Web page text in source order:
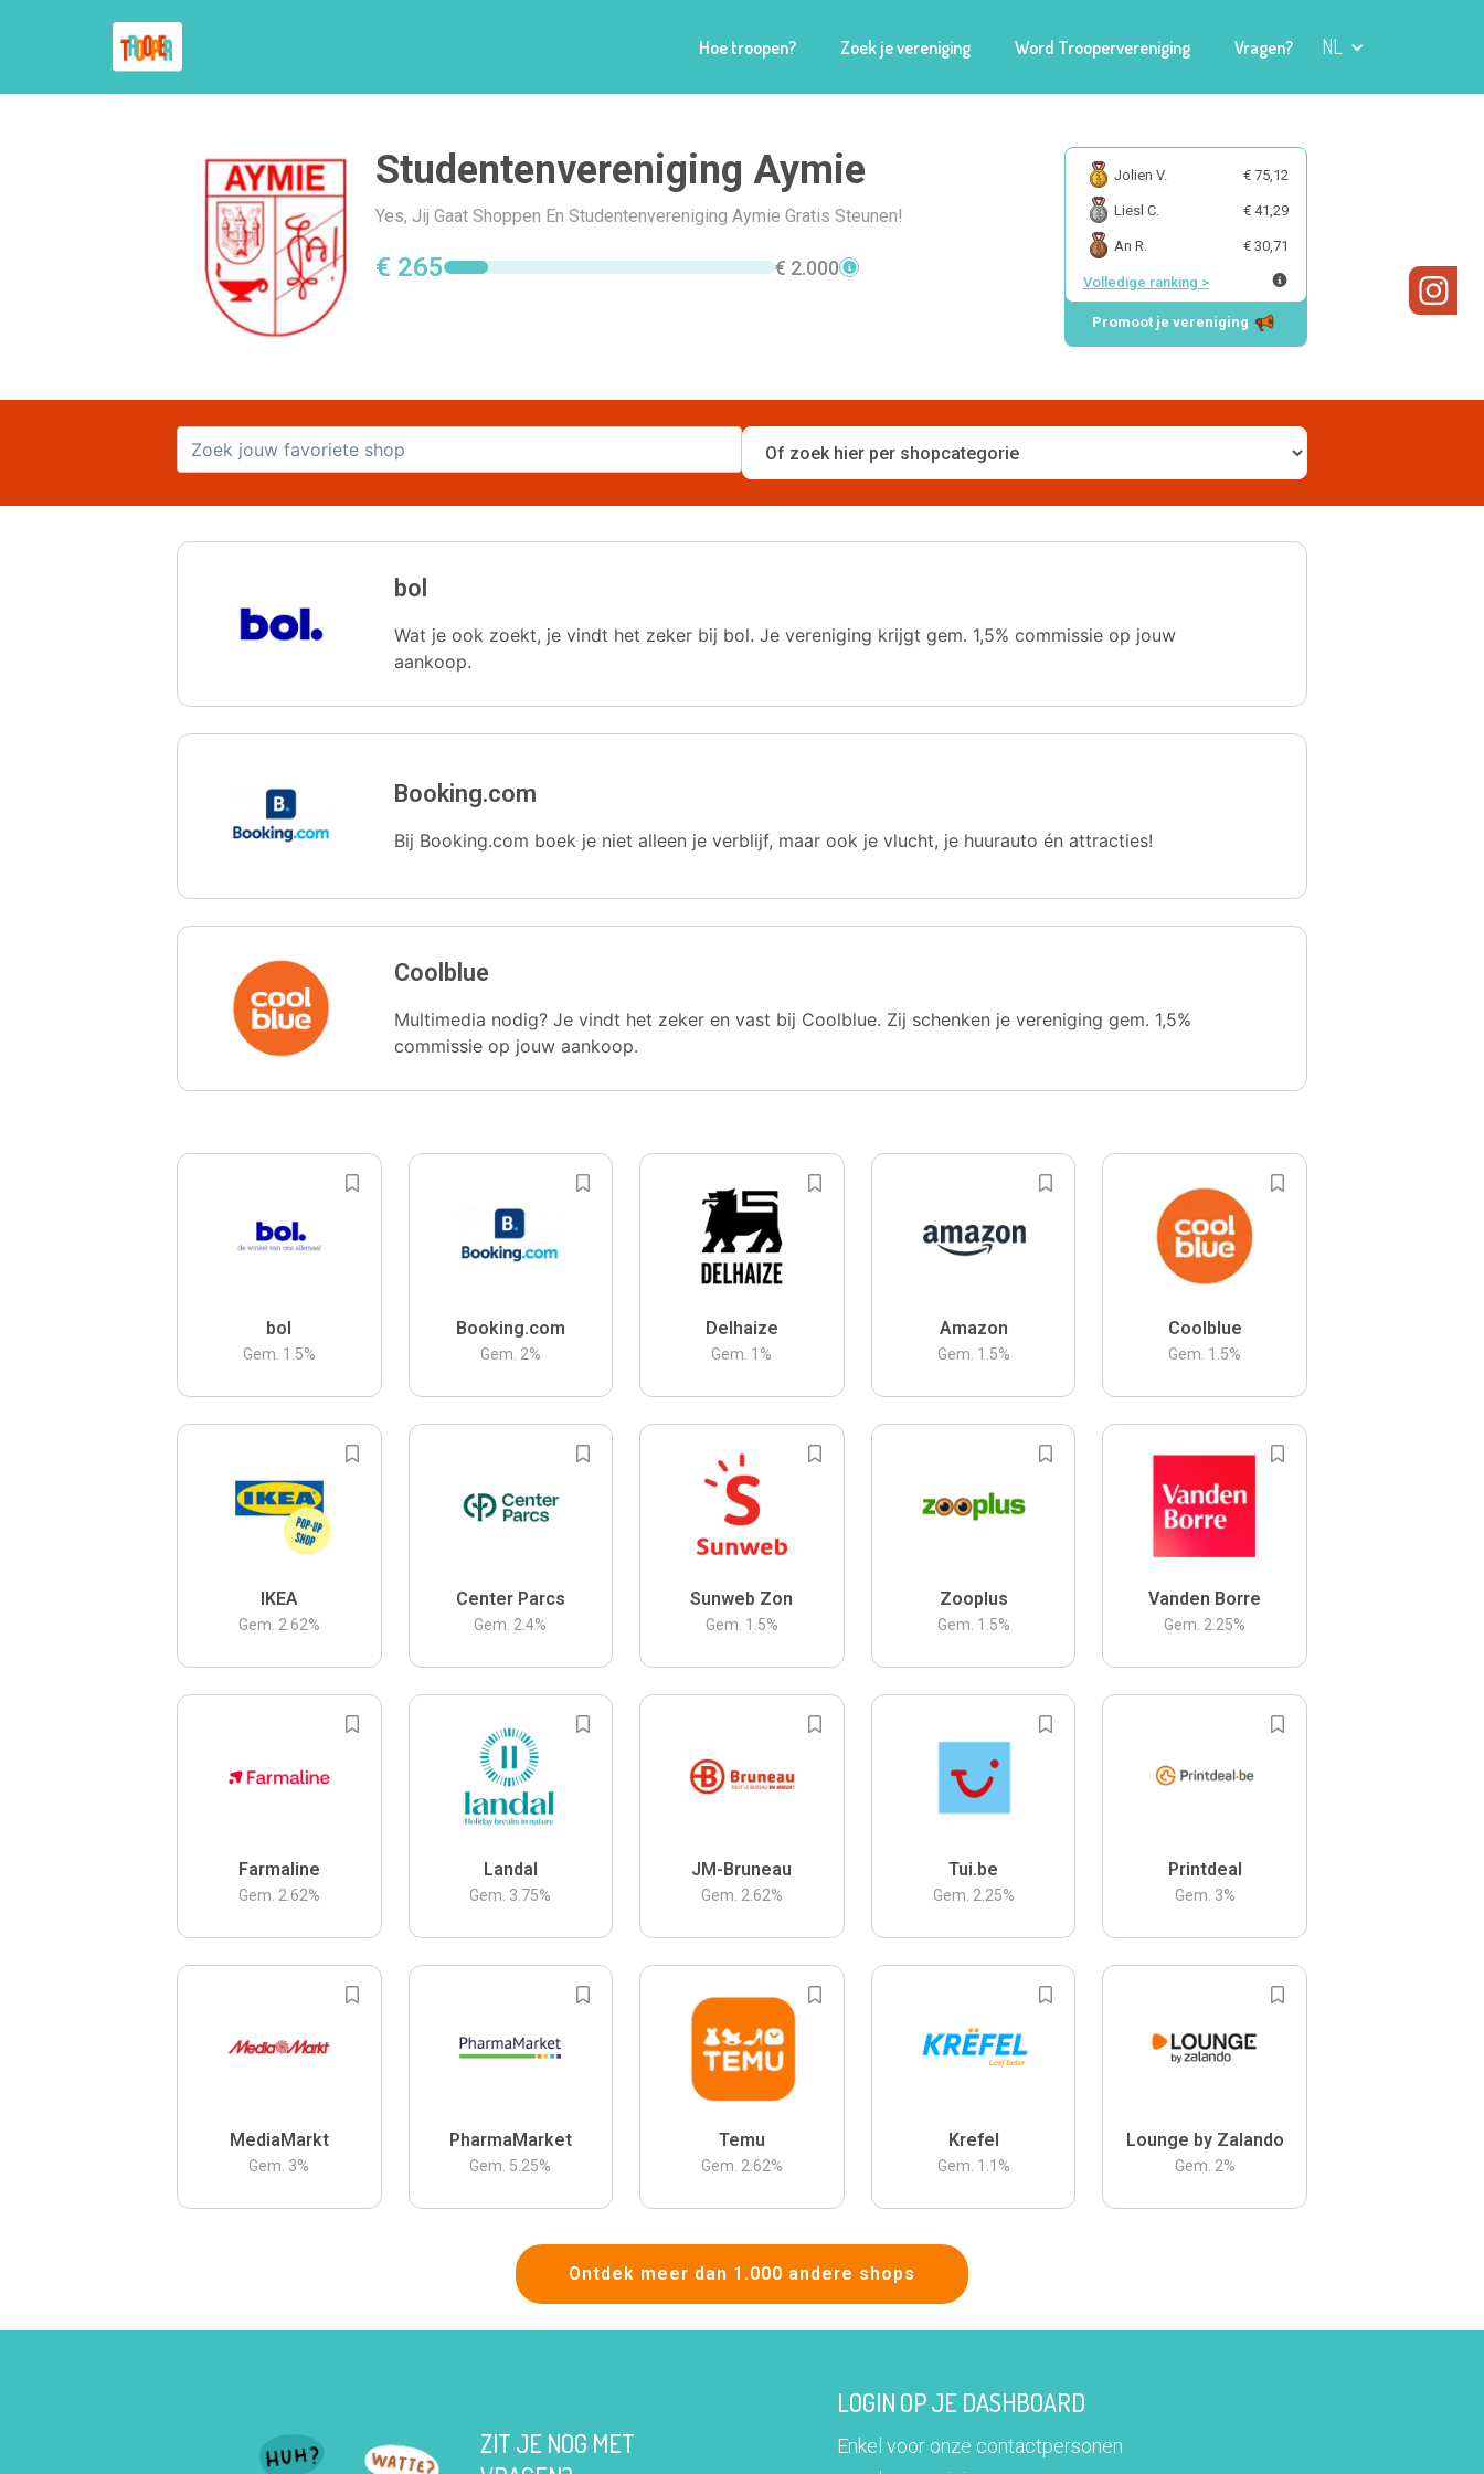
Hoe troopen? Zoek je vereniging Word Troopervereniging Vragen? NL
Studentenvereniging Aymie
Yes, Jij Gaat Shoppen En Studentenvereniging Aymie Gratis Steunen!
€ 265 € 2.000
Jolien V. € 75,12
Liesl C. € 41,29
An R. € 30,71
Volledige ranking >
Promoot je vereniging
bol
Wat je ook zoekt, je vindt het zeker bij bol. Je vereniging krijgt gem. 1,5% commissie op jouw
aankoop.
Booking.com
Bij Booking.com boek je niet alleen je verblijf, maar ook je vlucht, je huurauto én attracties!
Coolblue
Multimedia nodig? Je vindt het zeker en vast bij Coolblue. Zij schenken je vereniging gem. 1,5%
commissie op jouw aankoop.
bol
Gem. 1.5%
Booking.com
Gem. 2%
Delhaize
Gem. 1 %
Amazon
Gem. 1.5%
Coolblue
Gem. 1.5%
IKEA
Gem. 2.62%
Center Parcs
Gem. 2.4%
Sunweb Zon
Gem. 1.5%
Zooplus
Gem. 1.5%
Vanden Borre
Gem. 2.25%
Farmaline
Gem. 2.62%
Landal
Gem. 3.75%
JM-Bruneau
Gem. 2.62%
Tui.be
Gem. 2.25%
Printdeal
Gem. 3%
MediaMarkt
Gem. 3%
PharmaMarket
Gem. 5.25%
Temu
Gem. 2.62%
Krefel
Gem. 1.1 %
Lounge by Zalando
Gem. 2%
Ontdek meer dan 1.000 andere shops
ZIT JE NOG MET
LOGIN OP JE DASHBOARD
Enkel voor onze contactpersonen